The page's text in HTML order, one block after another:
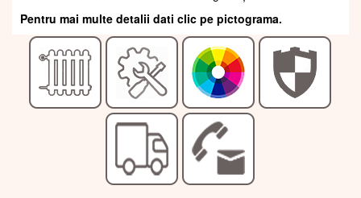
Pentru mai multe detalii dati clic pe pictograma.